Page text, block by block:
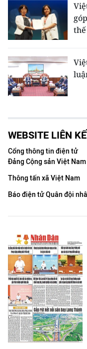
WEBSITE LIÊN
Cổng thông tin điện tử
Đảng Cộng sản Việt Nam
Thông tấn xã Việt Nam
Báo điện tử Quân đội